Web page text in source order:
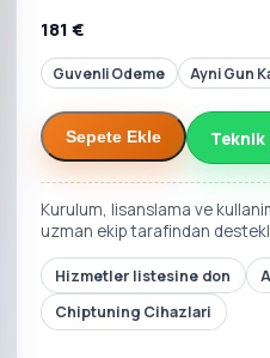
181 €
Guvenli Odeme Ayni Gun
Sepete Ekle
Kurulum, lisanslama ve
uzman ekip tarafindan
Hizmetler listesine don
Chiptuning Cihazlari